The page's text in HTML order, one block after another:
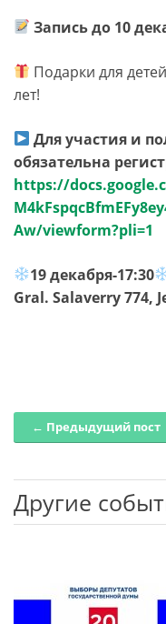
Запись до 10
Подарки для детей
лет!
Для участия и
обязательна
https://
Aw/viewform?pli=1
19 декабря-17:30
Gral. Salaverry 774,
Post
← Предыдущий пост
Другие